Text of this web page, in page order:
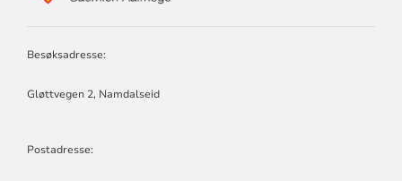
Besøksadresse:
Gløttvegen 2, Namdalseid
Postadresse: